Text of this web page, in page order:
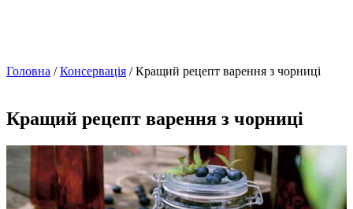
Головна /Консервація / Кращий рецепт варення з чорниці
Кращий рецепт варення з чорниці